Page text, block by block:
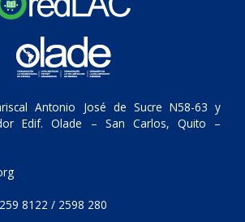
Antonio José de Sucre N58-63 y
Edif. Olade – San Carlos, Quito –
8122 / 2598 280